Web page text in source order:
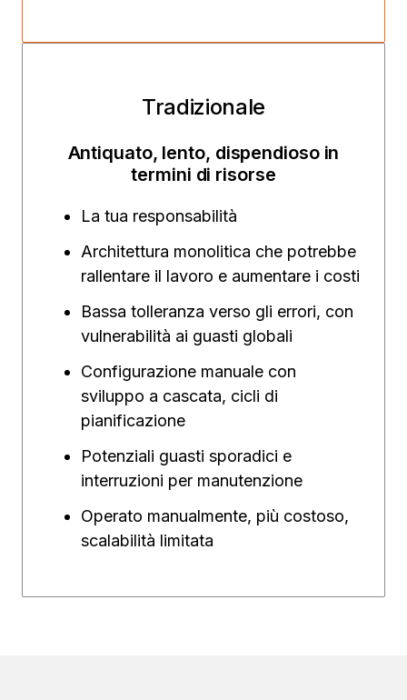
Tradizionale
Antiquato, lento, dispendioso in
termini di risorse
La tua responsabilità
Architettura monolitica che potrebbe
rallentare il lavoro e aumentare i costi
Bassa tolleranza verso gli errori, con
vulnerabilità ai guasti globali
Configurazione manuale con
sviluppo a cascata, cicli di
pianificazione
Potenziali guasti sporadici e
interruzioni per manutenzione
Operato manualmente, più costoso,
scalabilità limitata